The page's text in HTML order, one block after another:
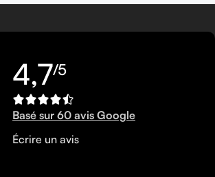
Ajouter Au Panier
4,7/5
Basé sur 60 avis Google
Écrire un avis